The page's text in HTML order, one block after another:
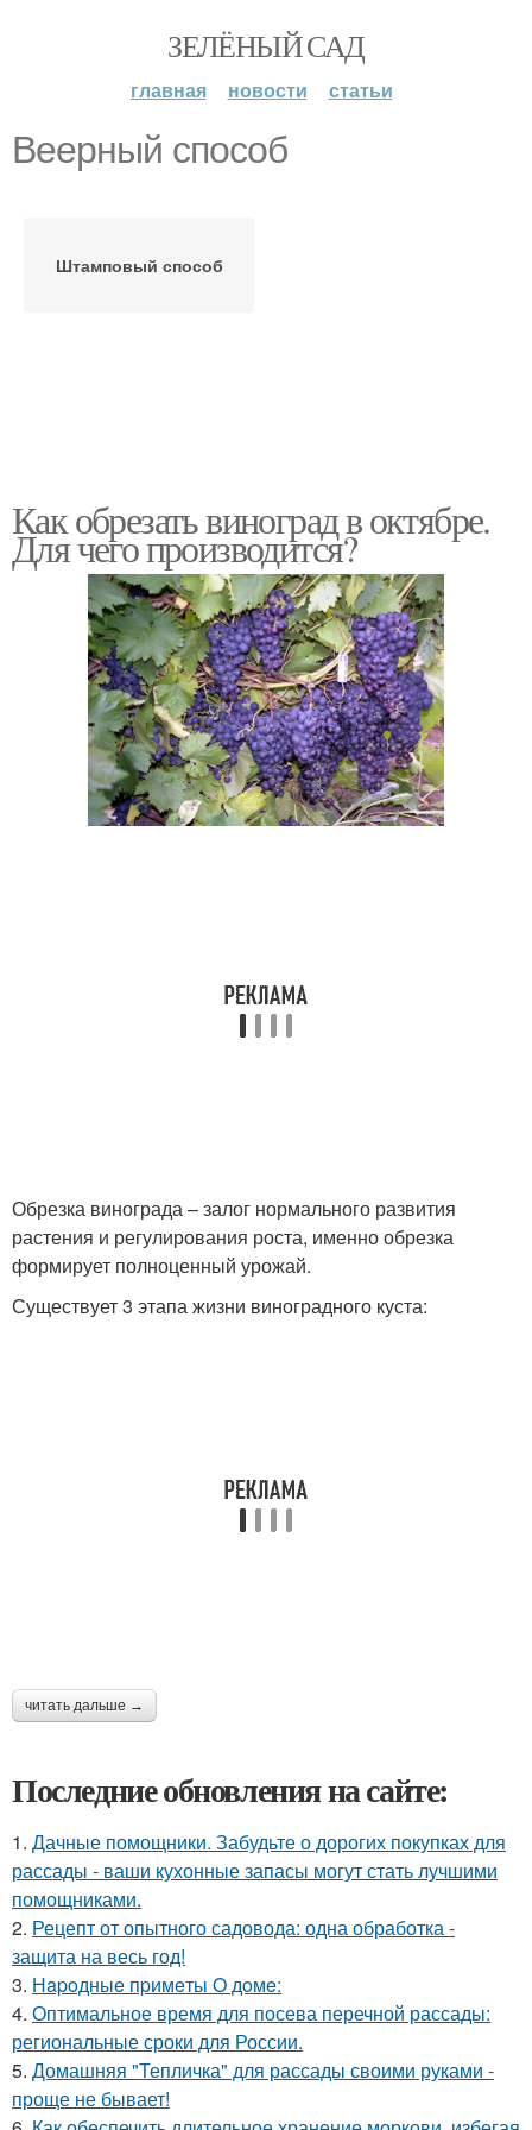
ЗЕЛЁНЫЙ САД
главная новости статьи
Веерный способ
Штамповый способ
Как обрезать виноград в октябре.
Для чего производится?
Обрезка винограда – залог нормального развития
растения и регулирования роста, именно обрезка
формирует полноценный урожай.
Существует 3 этапа жизни виноградного куста:
читать дальше →
Последние обновления на сайте:
1. Дачные помощники. Забудьте о дорогих покупках для
рассады - ваши кухонные запасы могут стать лучшими
помощниками.
2. Рецепт от опытного садовода: одна обработка -
защита на весь год!
3. Нapoдныe пpимeты O дoмe:
4. Оптимальное время для посева перечной рассады:
региональные сроки для России.
5. Домашняя "Тепличка" для рассады своими руками -
проще не бывает!